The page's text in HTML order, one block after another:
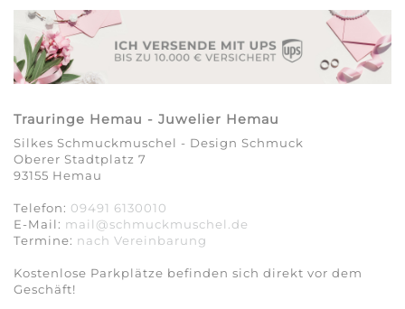
Trauringe Hemau - Juwelier Hemau
Silkes Schmuckmuschel - Design Schmuck
Oberer Stadtplatz 7
93155 Hemau
Telefon: 09491 6130010
E-Mail: mail@schmuckmuschel.de
Termine: nach Vereinbarung​​​​​​​
Kostenlose Parkplätze befinden sich direkt vor dem
Geschäft!